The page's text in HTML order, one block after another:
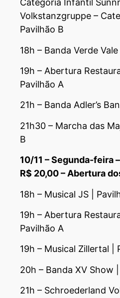
Categoria Infantil
Volkstanzgruppe –
Pavilhão B
18h – Banda Verde
19h – Abertura
Pavilhão A
21h – Banda Adler’s
21h30 – Marcha das
B
10/11 – Segunda-feira
R$ 20,00 – Abertura
18h – Musical JS |
19h – Abertura
Pavilhão A
19h – Musical Zillertal |
20h – Banda XV Show
21h – Schroederland